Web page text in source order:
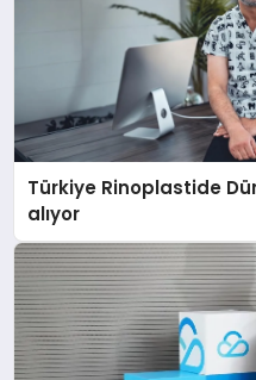
Türkiye Rinoplastide
alıyor